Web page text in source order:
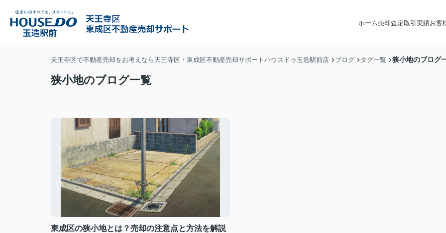
ホーム売却査定取引実績お客
天王寺区で不動産売却をお考えなら天王寺区・東成区不動産売却サポートハウスドゥ玉造駅前店 ブログ タグ一覧 狭小地のブログ
狭小地のブログ一覧
東成区の狭小地とは？売却の注意点と方法を解説